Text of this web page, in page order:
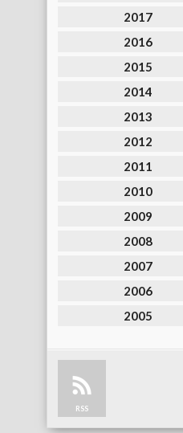
2017
2016
2015
2014
2013
2012
2011
2010
2009
2008
2007
2006
2005
RSS